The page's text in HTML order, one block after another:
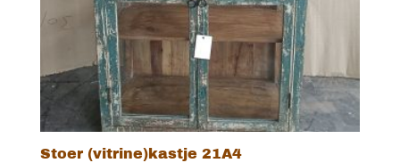
Stoer (vitrine)kastje 21A4